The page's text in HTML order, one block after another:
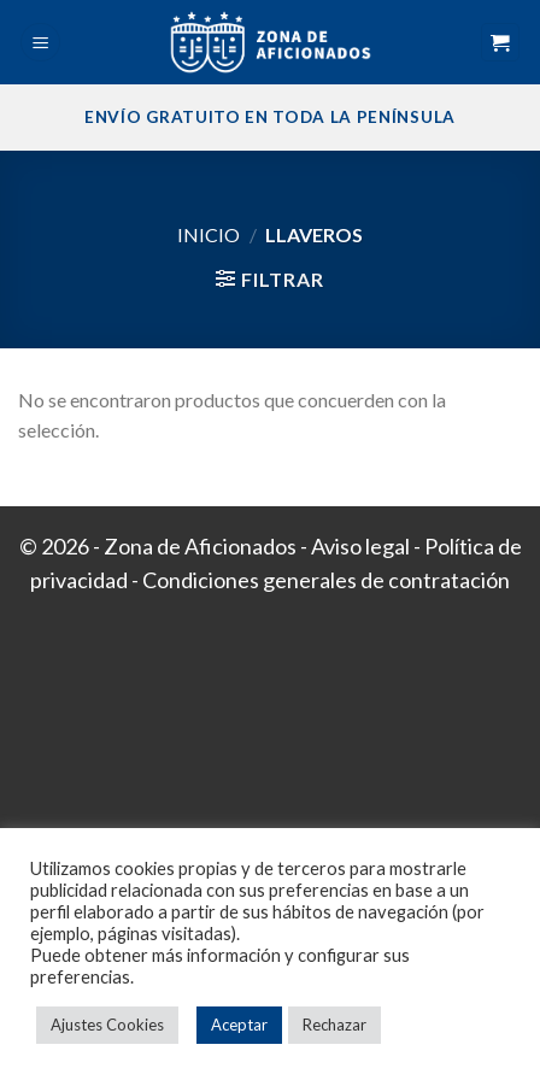
ENVÍO GRATUITO EN TODA LA PENÍNSULA
INICIO / LLAVEROS
FILTRAR
No se encontraron productos que concuerden con la
selección.
© 2026 - Zona de Aficionados -Aviso legal - Política de
privacidad - Condiciones generales de contratación
Utilizamos cookies propias y de terceros para mostrarle
publicidad relacionada con sus preferencias en base a un
perfil elaborado a partir de sus hábitos de navegación (por
ejemplo, páginas visitadas).
Puede obtener más información y configurar sus
preferencias.
Ajustes Cookies Aceptar Rechazar